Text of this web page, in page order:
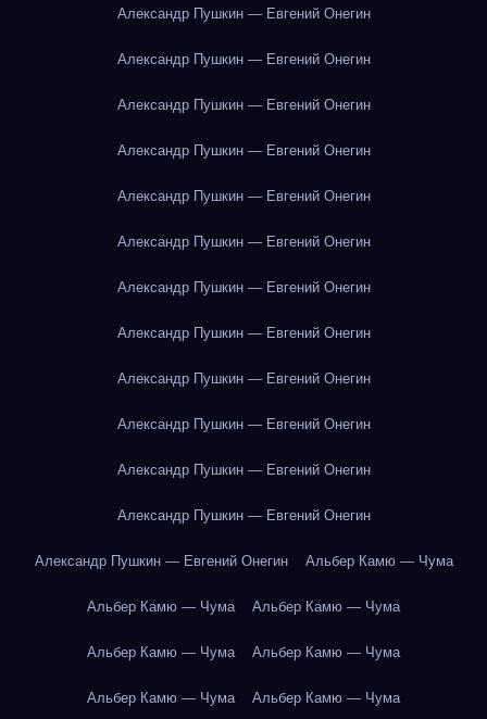
Александр Пушкин — Евгений Онегин
Александр Пушкин — Евгений Онегин
Александр Пушкин — Евгений Онегин
Александр Пушкин — Евгений Онегин
Александр Пушкин — Евгений Онегин
Александр Пушкин — Евгений Онегин
Александр Пушкин — Евгений Онегин
Александр Пушкин — Евгений Онегин
Александр Пушкин — Евгений Онегин
Александр Пушкин — Евгений Онегин
Александр Пушкин — Евгений Онегин
Александр Пушкин — Евгений Онегин
Александр Пушкин — Евгений Онегин Альбер Камю — Чума
Альбер Камю — Чума Альбер Камю — Чума
Альбер Камю — Чума Альбер Камю — Чума
Альбер Камю — Чума Альбер Камю — Чума